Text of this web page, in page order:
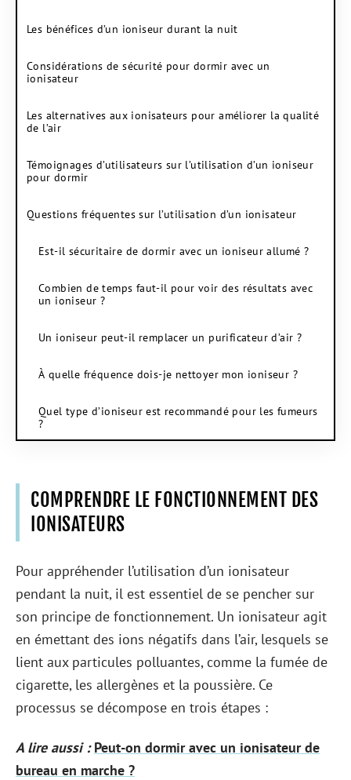
Les bénéfices d’un ioniseur durant la nuit
Considérations de sécurité pour dormir avec un
ionisateur
Les alternatives aux ionisateurs pour améliorer la qualité
de l’air
Témoignages d’utilisateurs sur l’utilisation d’un ioniseur
pour dormir
Questions fréquentes sur l’utilisation d’un ionisateur
Est-il sécuritaire de dormir avec un ioniseur allumé ?
Combien de temps faut-il pour voir des résultats avec
un ioniseur ?
Un ioniseur peut-il remplacer un purificateur d’air ?
À quelle fréquence dois-je nettoyer mon ioniseur ?
Quel type d’ioniseur est recommandé pour les fumeurs
?
COMPRENDRE LE FONCTIONNEMENT DES
IONISATEURS
Pour appréhender l’utilisation d’un ionisateur
pendant la nuit, il est essentiel de se pencher sur
son principe de fonctionnement. Un ionisateur agit
en émettant des ions négatifs dans l’air, lesquels se
lient aux particules polluantes, comme la fumée de
cigarette, les allergènes et la poussière. Ce
processus se décompose en trois étapes :
A lire aussi : Peut-on dormir avec un ionisateur de
bureau en marche ?